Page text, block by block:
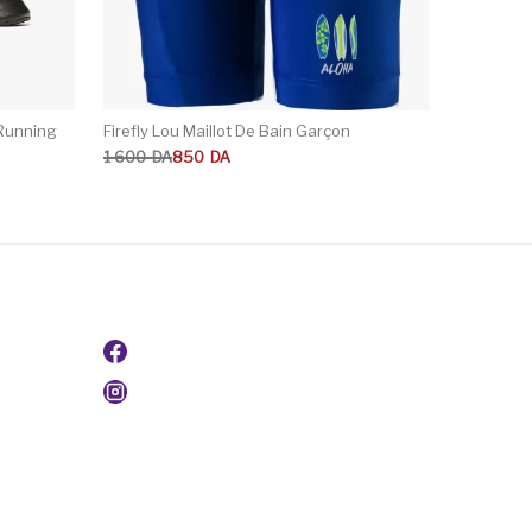
Firefly Lou Maillot De Bain Garçon
1 600 DA
Le prix initial était : 1 600DA.
850 DA
Le prix actuel est : 850DA.